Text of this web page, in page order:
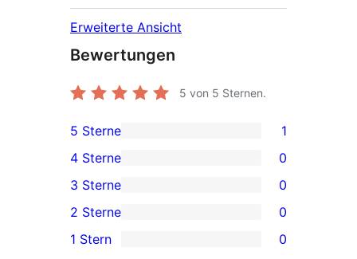
Erweiterte Ansicht
Bewertungen
5 von 5 Sternen.
1 5-
Sterne-
Rezension
5 Sterne 1
0 4-
Sterne-
Rezensionen
4 Sterne 0
0 3-
Sterne-
Rezensionen
3 Sterne 0
0 2-
Sterne-
2 Sterne 0
0 1-
1 Stern 0